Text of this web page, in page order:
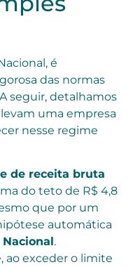
é
das normas
seguir, detalhamos
uma empresa
nesse regime
de receita bruta
do teto de R$ 4,8
que por um
automática
.
ao exceder o limite